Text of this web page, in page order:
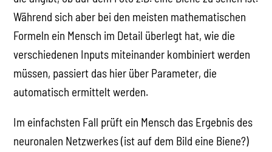
Während sich aber bei den meisten mathematischen
Formeln ein Mensch im Detail überlegt hat, wie die
verschiedenen Inputs miteinander kombiniert werden
müssen, passiert das hier über Parameter, die
automatisch ermittelt werden.
Im einfachsten Fall prüft ein Mensch das Ergebnis des
neuronalen Netzwerkes (ist auf dem Bild eine Biene?)